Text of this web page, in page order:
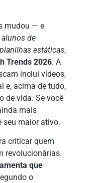
mudou — e
alunos de
estáticas,
Trends 2026. A
inclui vídeos,
e, acima de tudo,
de vida. Se você
mais
seu maior ativo.
criticar quem
revolucionárias.
que
o